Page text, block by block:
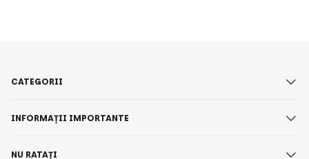
CATEGORII
INFORMAȚII IMPORTANTE
NU RATAȚI